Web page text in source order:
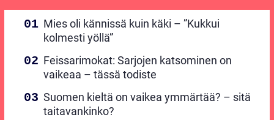
Mies oli kännissä kuin käki – ”Kukkui
kolmesti yöllä”
Feissarimokat: Sarjojen katsominen on
vaikeaa – tässä todiste
Suomen kieltä on vaikea ymmärtää? – sitä
taitavankinko?